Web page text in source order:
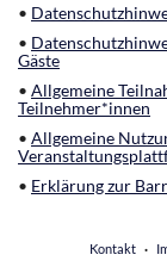
•
•
Gäste
• Allgemeine
Teilnehmer*innen
• Allgemeine
• Erklärung zur
Kontakt